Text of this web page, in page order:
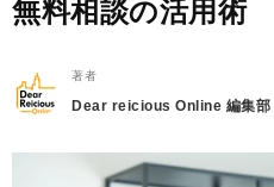
無料相談の活用術
著者
Dear reicious Online 編集部